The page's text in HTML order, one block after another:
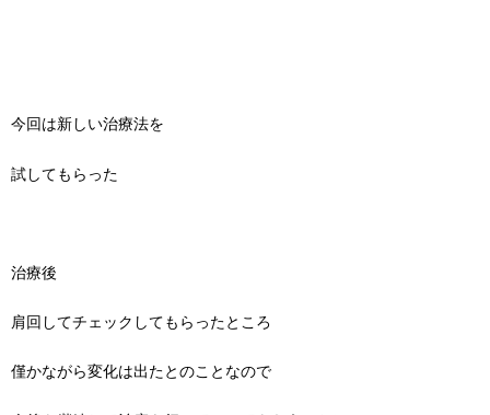
今回は新しい治療法を
試してもらった
治療後
肩回してチェックしてもらったところ
僅かながら変化は出たとのことなので